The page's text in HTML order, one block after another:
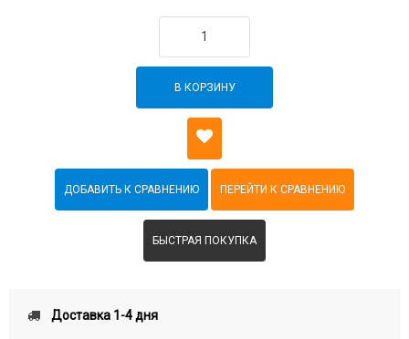
В КОРЗИНУ
БЫСТРАЯ ПОКУПКА
Доставка 1-4 дня